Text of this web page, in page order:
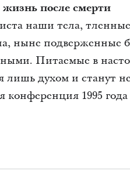
после смерти
наши тела,
ныне подверженные
Питаемые в
лишь духом и станут
конференция 1995 года